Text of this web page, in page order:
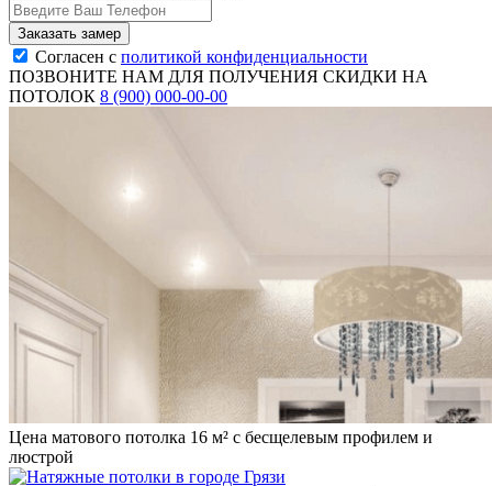
Согласен с политикой конфиденциальности
ПОЗВОНИТЕ НАМ ДЛЯ ПОЛУЧЕНИЯ СКИДКИ НА
ПОТОЛОК 8 (900) 000-00-00
Цена матового потолка 16 м² с бесщелевым профилем и
люстрой